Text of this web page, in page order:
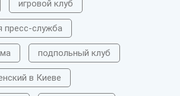
игровой клуб
пресс-служба
подпольный клуб
в Киеве